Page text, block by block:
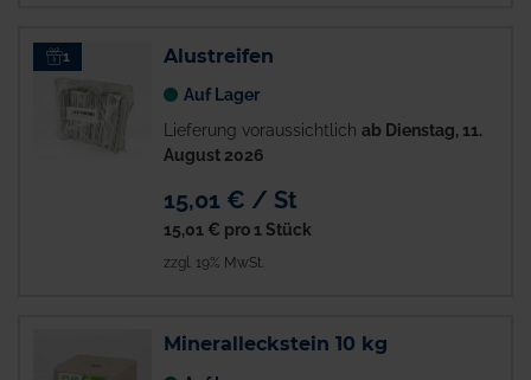
1 Alustreifen
Auf Lager
Lieferung voraussichtlich ab Dienstag, 11.
August 2026
15,01 € / St
15,01 € pro 1 Stück
zzgl. 19% MwSt.
Mineralleckstein 10 kg